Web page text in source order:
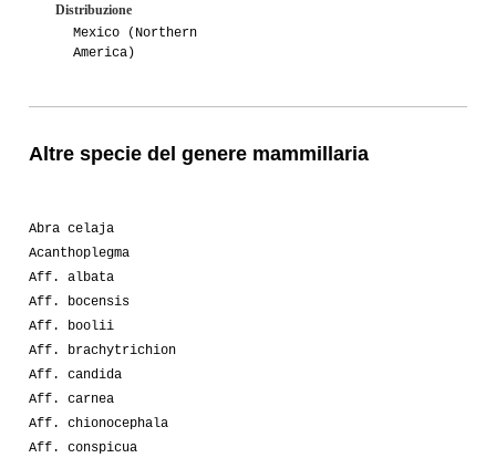
Distribuzione
Mexico (Northern
America)
Altre specie del genere mammillaria
Abra celaja
Acanthoplegma
Aff. albata
Aff. bocensis
Aff. boolii
Aff. brachytrichion
Aff. candida
Aff. carnea
Aff. chionocephala
Aff. conspicua